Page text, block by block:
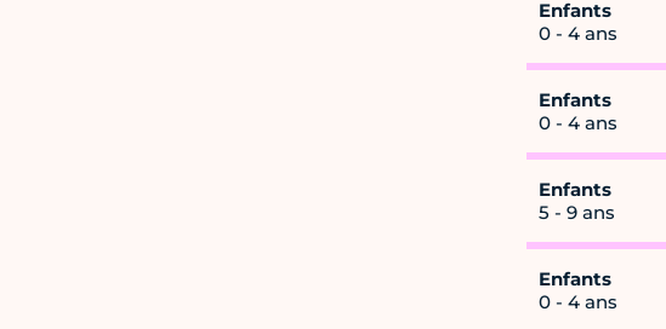
Enfants
0 - 4 ans
Enfants
0 - 4 ans
Enfants
5 - 9 ans
Enfants
0 - 4 ans